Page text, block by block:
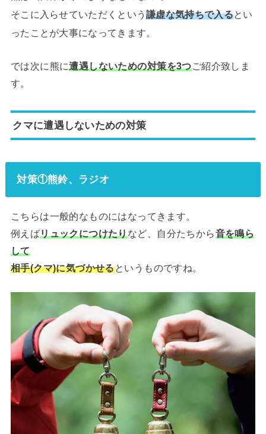
そこに入らせていただくという謙虚な気持ちで入るとい
ったことが大事になってきます。
では次に熊に遭遇しないための対策を3つご紹介致しま
す。
クマに遭遇しないための対策
対策①熊鈴、ラジオ
こちらは一般的なものにはなってきます。
例えばリュックにつけたり など、自分たちから音を鳴ら
して
相手(クマ)に気づかせるというものですね。